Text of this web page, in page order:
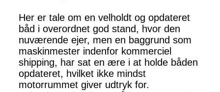
Her er tale om en velholdt og opdateret
båd i overordnet god stand, hvor den
nuværende ejer, men en baggrund som
maskinmester indenfor kommerciel
shipping, har sat en ære i at holde båden
opdateret, hvilket ikke mindst
motorrummet giver udtryk for.